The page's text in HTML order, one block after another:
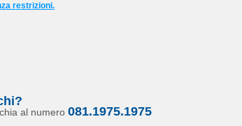
restrizioni.
al numero 081.1975.1975